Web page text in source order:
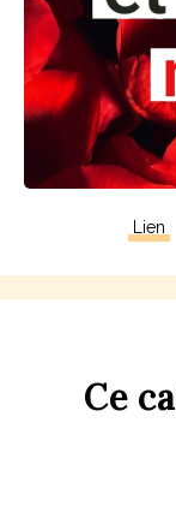
Lien
Ce ca